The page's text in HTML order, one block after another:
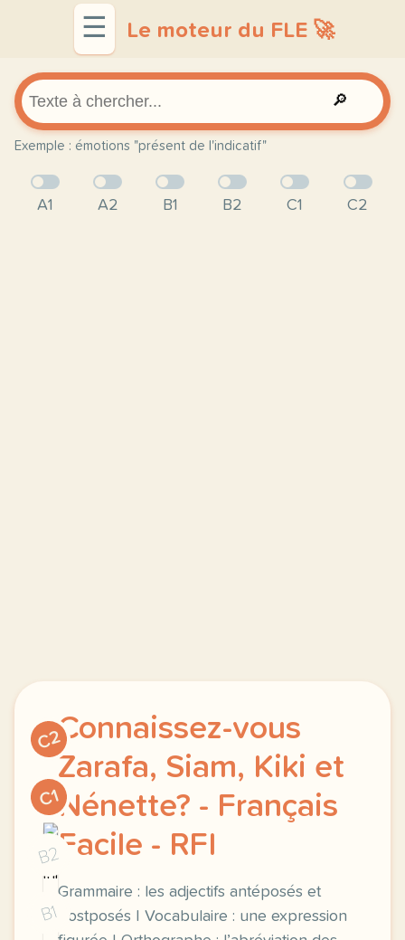
☰ Le moteur du FLE 🚀
🔎
Exemple : émotions "présent de l'indicatif"
A1 A2 B1 B2 C1 C2
C2
C1
B2
B1
Connaissez-vous
Zarafa, Siam, Kiki et
Nénette? - Français
Facile - RFI
Grammaire : les adjectifs antéposés et
postposés | Vocabulaire : une expression